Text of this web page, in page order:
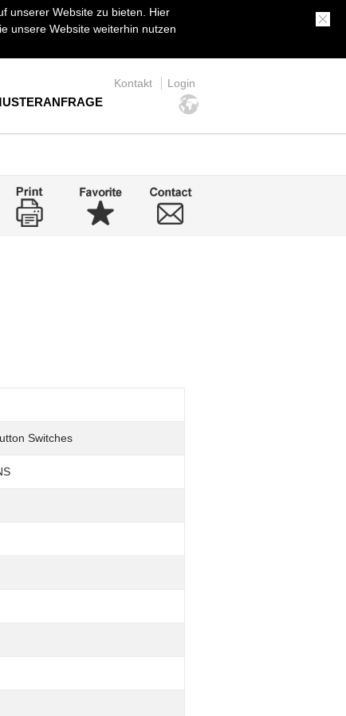
unserer Website zu bieten. Hier
unsere Website weiterhin nutzen
Kontakt Login
Switches